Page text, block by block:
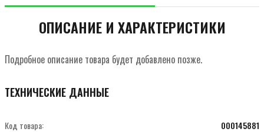
ОПИСАНИЕ И ХАРАКТЕРИСТИКИ
Подробное описание товара будет добавлено позже.
ТЕХНИЧЕСКИЕ ДАННЫЕ
Код товара: 000145881